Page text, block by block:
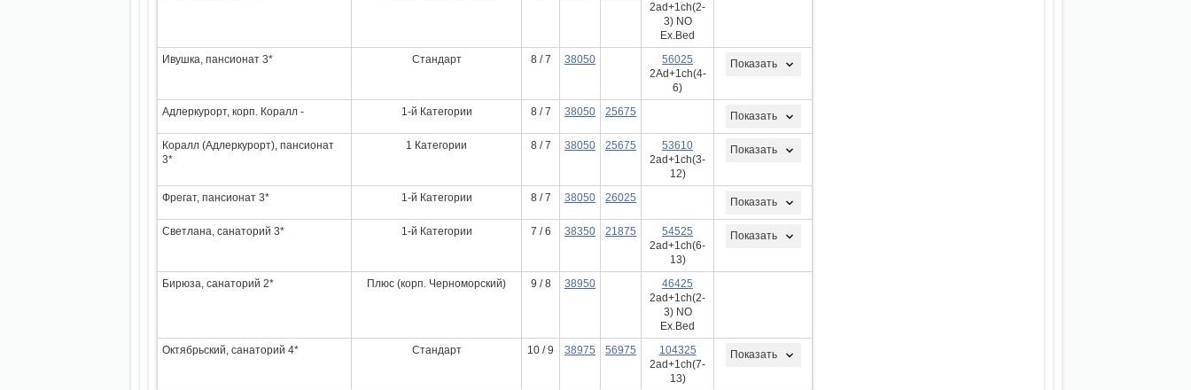
2ad+1ch(2-
3) NO
Ex.Bed
Ивушка, пансионат 3*
Стандарт 8 / 7 38050
56025
2Ad+1ch(4-
6)
Показать
Адлеркурорт, корп. Коралл - 1-й Категории 8 / 7 38050 25675 Показать
Коралл (Адлеркурорт), пансионат
3*
1 Категории 8 / 7 38050 25675
53610
2ad+1ch(3-
12)
Показать
Фрегат, пансионат 3* 1-й Категории 8 / 7 38050 26025 Показать
Светлана, санаторий 3* 1-й Категории 7 / 6 38350 21875
54525
2ad+1ch(6-
13)
Показать
Бирюза, санаторий 2* Плюс (корп. Черноморский) 9 / 8 38950
46425
2ad+1ch(2-
3) NO
Ex.Bed
Октябрьский, санаторий 4*
Стандарт 10 / 9 38975 56975
104325
2ad+1ch(7-
13)
Показать